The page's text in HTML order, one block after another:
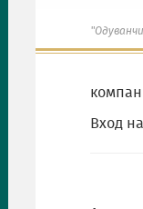
Вход